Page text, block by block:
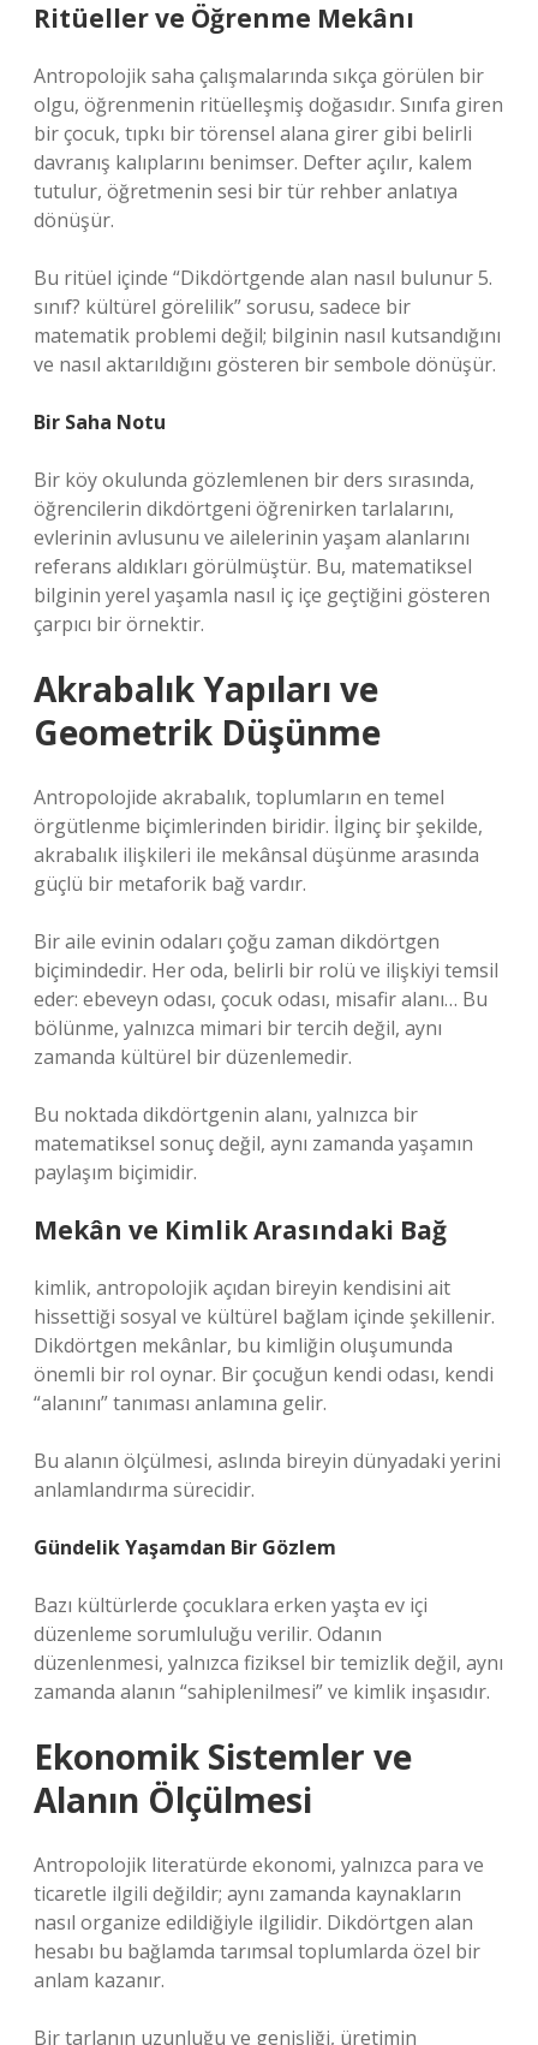
Ritüeller ve Öğrenme Mekânı
Antropolojik saha çalışmalarında sıkça görülen bir
olgu, öğrenmenin ritüelleşmiş doğasıdır. Sınıfa giren
bir çocuk, tıpkı bir törensel alana girer gibi belirli
davranış kalıplarını benimser. Defter açılır, kalem
tutulur, öğretmenin sesi bir tür rehber anlatıya
dönüşür.
Bu ritüel içinde “Dikdörtgende alan nasıl bulunur 5.
sınıf? kültürel görelilik” sorusu, sadece bir
matematik problemi değil; bilginin nasıl kutsandığını
ve nasıl aktarıldığını gösteren bir sembole dönüşür.
Bir Saha Notu
Bir köy okulunda gözlemlenen bir ders sırasında,
öğrencilerin dikdörtgeni öğrenirken tarlalarını,
evlerinin avlusunu ve ailelerinin yaşam alanlarını
referans aldıkları görülmüştür. Bu, matematiksel
bilginin yerel yaşamla nasıl iç içe geçtiğini gösteren
çarpıcı bir örnektir.
Akrabalık Yapıları ve
Geometrik Düşünme
Antropolojide akrabalık, toplumların en temel
örgütlenme biçimlerinden biridir. İlginç bir şekilde,
akrabalık ilişkileri ile mekânsal düşünme arasında
güçlü bir metaforik bağ vardır.
Bir aile evinin odaları çoğu zaman dikdörtgen
biçimindedir. Her oda, belirli bir rolü ve ilişkiyi temsil
eder: ebeveyn odası, çocuk odası, misafir alanı… Bu
bölünme, yalnızca mimari bir tercih değil, aynı
zamanda kültürel bir düzenlemedir.
Bu noktada dikdörtgenin alanı, yalnızca bir
matematiksel sonuç değil, aynı zamanda yaşamın
paylaşım biçimidir.
Mekân ve Kimlik Arasındaki Bağ
kimlik, antropolojik açıdan bireyin kendisini ait
hissettiği sosyal ve kültürel bağlam içinde şekillenir.
Dikdörtgen mekânlar, bu kimliğin oluşumunda
önemli bir rol oynar. Bir çocuğun kendi odası, kendi
“alanını” tanıması anlamına gelir.
Bu alanın ölçülmesi, aslında bireyin dünyadaki yerini
anlamlandırma sürecidir.
Gündelik Yaşamdan Bir Gözlem
Bazı kültürlerde çocuklara erken yaşta ev içi
düzenleme sorumluluğu verilir. Odanın
düzenlenmesi, yalnızca fiziksel bir temizlik değil, aynı
zamanda alanın “sahiplenilmesi” ve kimlik inşasıdır.
Ekonomik Sistemler ve
Alanın Ölçülmesi
Antropolojik literatürde ekonomi, yalnızca para ve
ticaretle ilgili değildir; aynı zamanda kaynakların
nasıl organize edildiğiyle ilgilidir. Dikdörtgen alan
hesabı bu bağlamda tarımsal toplumlarda özel bir
anlam kazanır.
Bir tarlanın uzunluğu ve genişliği, üretimin